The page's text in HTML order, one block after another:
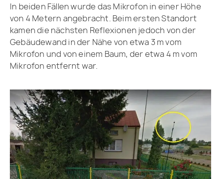
In beiden Fällen wurde das Mikrofon in einer Höhe
von 4 Metern angebracht. Beim ersten Standort
kamen die nächsten Reflexionen jedoch von der
Gebäudewand in der Nähe von etwa 3 m vom
Mikrofon und von einem Baum, der etwa 4 m vom
Mikrofon entfernt war.